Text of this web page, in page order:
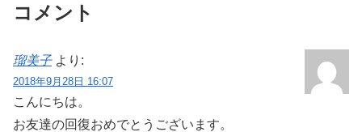
コメント
瑠美子 より:
2018年9月28日 16:07
こんにちは。
お友達の回復おめでとうございます。